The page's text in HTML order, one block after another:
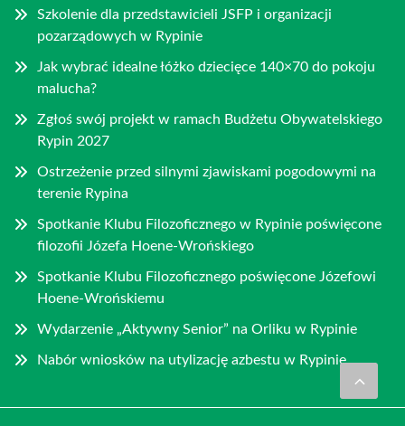
Szkolenie dla przedstawicieli JSFP i organizacji
pozarządowych w Rypinie
Jak wybrać idealne łóżko dziecięce 140×70 do pokoju
malucha?
Zgłoś swój projekt w ramach Budżetu Obywatelskiego
Rypin 2027
Ostrzeżenie przed silnymi zjawiskami pogodowymi na
terenie Rypina
Spotkanie Klubu Filozoficznego w Rypinie poświęcone
filozofii Józefa Hoene-Wrońskiego
Spotkanie Klubu Filozoficznego poświęcone Józefowi
Hoene-Wrońskiemu
Wydarzenie „Aktywny Senior” na Orliku w Rypinie
Nabór wniosków na utylizację azbestu w Rypinie